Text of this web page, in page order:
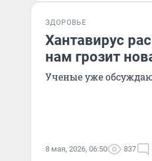
ЗДОРОВЬЕ
Хантавирус
нам грозит
Ученые уже
8 мая, 2026, 06:50 837